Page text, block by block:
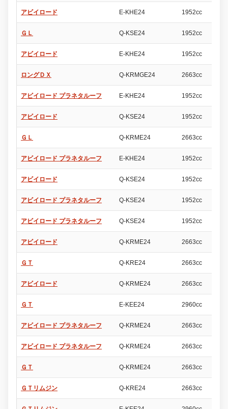
アビイロード E-KHE24 1952cc
ＧＬ Q-KSE24 1952cc
アビイロード E-KHE24 1952cc
ロングＤＸ Q-KRMGE24 2663cc
アビイロード プラネタルーフ E-KHE24 1952cc
アビイロード Q-KSE24 1952cc
ＧＬ Q-KRME24 2663cc
アビイロード プラネタルーフ E-KHE24 1952cc
アビイロード Q-KSE24 1952cc
アビイロード プラネタルーフ Q-KSE24 1952cc
アビイロード プラネタルーフ Q-KSE24 1952cc
アビイロード Q-KRME24 2663cc
ＧＴ Q-KRE24 2663cc
アビイロード Q-KRME24 2663cc
ＧＴ E-KEE24 2960cc
アビイロード プラネタルーフ Q-KRME24 2663cc
アビイロード プラネタルーフ Q-KRME24 2663cc
ＧＴ Q-KRME24 2663cc
ＧＴリムジン Q-KRE24 2663cc